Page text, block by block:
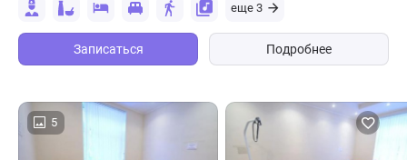
еще 3
Записаться Подробнее
5